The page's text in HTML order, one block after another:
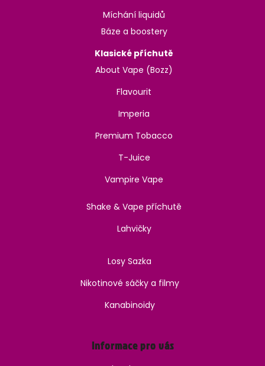
Míchání liquidů
Báze a boostery
Klasické příchutě
About Vape (Bozz)
Flavourit
Imperia
Premium Tobacco
T-Juice
Vampire Vape
Shake & Vape příchutě
Lahvičky
Losy Sazka
Nikotinové sáčky a filmy
Kanabinoidy
Informace pro vás